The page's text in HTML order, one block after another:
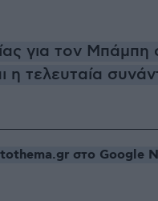
για τον Μπάμπη
η τελευταία
στο Google